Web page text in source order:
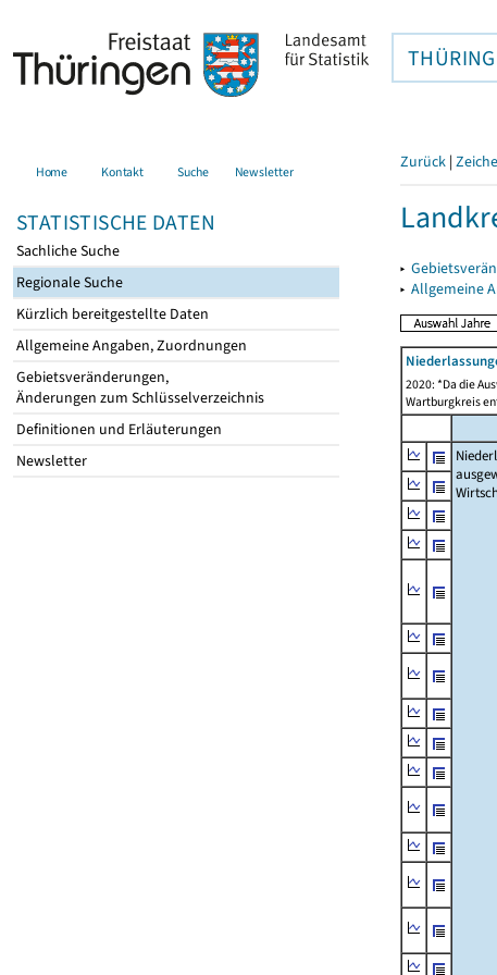
Home Kontakt Suche Newsletter
STATISTISCHE DATEN
Sachliche Suche
Regionale Suche
Kürzlich bereitgestellte Daten
Allgemeine Angaben, Zuordnungen
Gebietsveränderungen,
Änderungen zum Schlüsselverzeichnis
Definitionen und Erläuterungen
Newsletter
Zurück |
▸
▸ Allgemeine
2020: *Da die
Wartburgkreis